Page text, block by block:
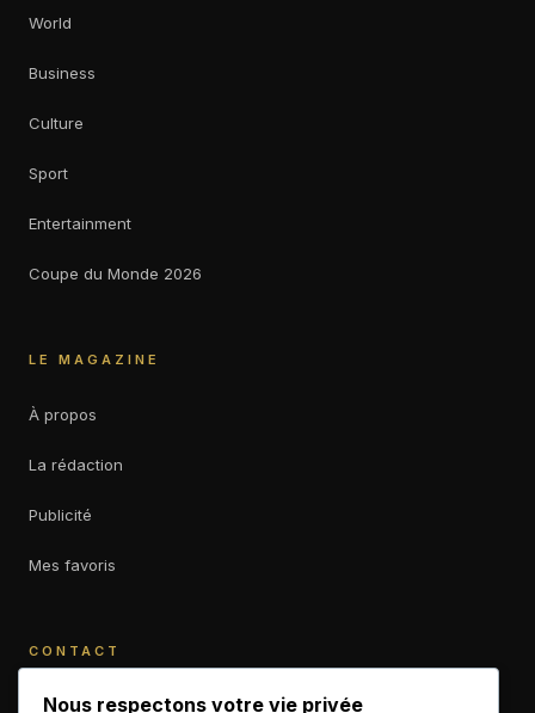
World
Business
Culture
Sport
Entertainment
Coupe du Monde 2026
LE MAGAZINE
À propos
La rédaction
Publicité
Mes favoris
CONTACT
contact@b-empiremagazine.com
Nous respectons votre vie privée